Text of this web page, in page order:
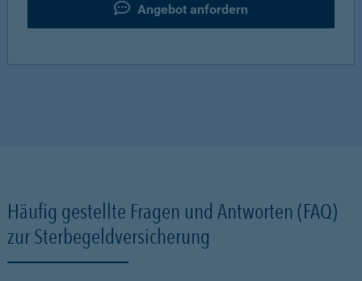
Angebot anfordern
Häufig gestellte Fragen und Antworten (FAQ)
zur Sterbegeldversicherung